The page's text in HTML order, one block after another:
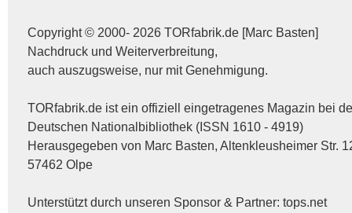
Copyright © 2000- 2026 TORfabrik.de [Marc Basten]
Nachdruck und Weiterverbreitung,
auch auszugsweise, nur mit Genehmigung.
TORfabrik.de ist ein offiziell eingetragenes Magazin bei
Deutschen Nationalbibliothek (ISSN 1610 - 4919)
Herausgegeben von Marc Basten, Altenkleusheimer Str.
57462 Olpe
Unterstützt durch unseren Sponsor & Partner: tops.net